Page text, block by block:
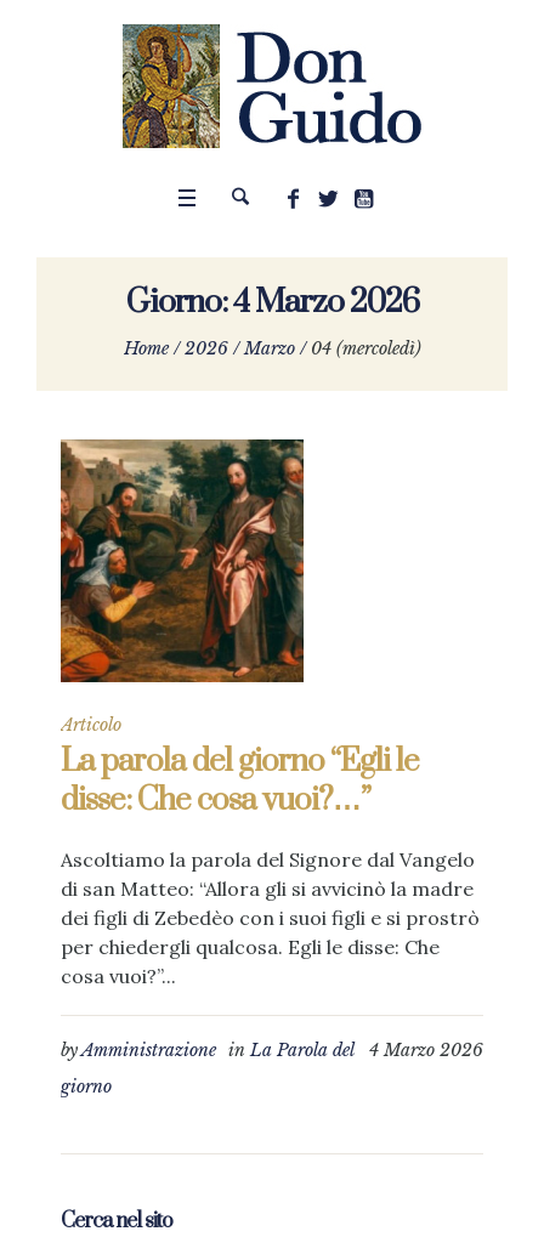
Giorno:4 Marzo 2026
Home /2026 /Marzo /04 (mercoledì)
Articolo
La parola del giorno “Egli le
disse: Che cosa vuoi?…”
Ascoltiamo la parola del Signore dal Vangelo
di san Matteo: “Allora gli si avvicinò la madre
dei figli di Zebedèo con i suoi figli e si prostrò
per chiedergli qualcosa. Egli le disse: Che
cosa vuoi?”...
4 Marzo 2026
byAmministrazione inLa Parola del
giorno
Cerca nel sito